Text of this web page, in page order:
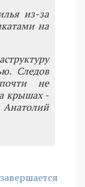
из-за
на
Следов
не
крышах -